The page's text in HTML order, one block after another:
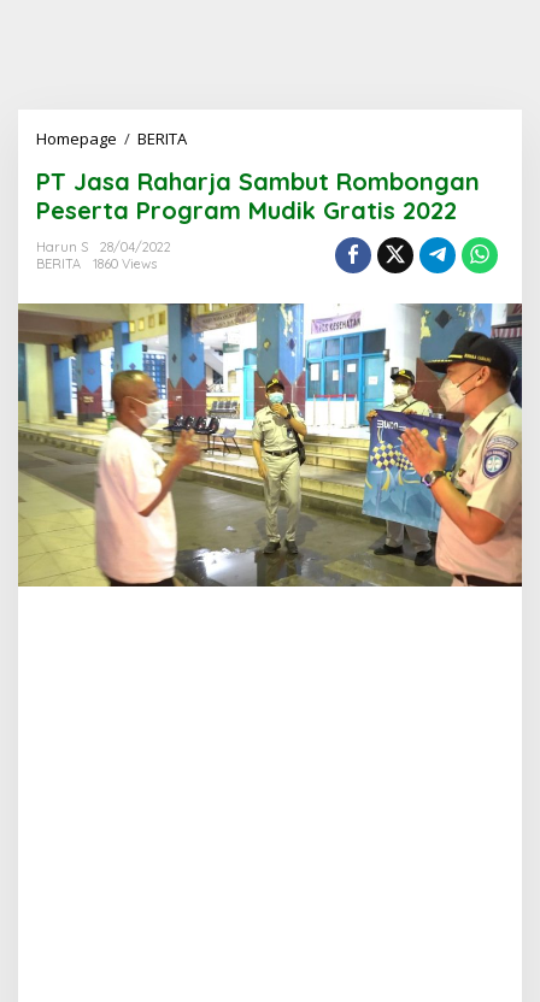
Homepage / BERITAPT
Raharja
Sambut
Rombongan
Gratis
2022
PT Jasa Raharja Sambut Rombongan
Peserta Program Mudik Gratis 2022
Harun S
28/04/2022
BERITA
1860 Views